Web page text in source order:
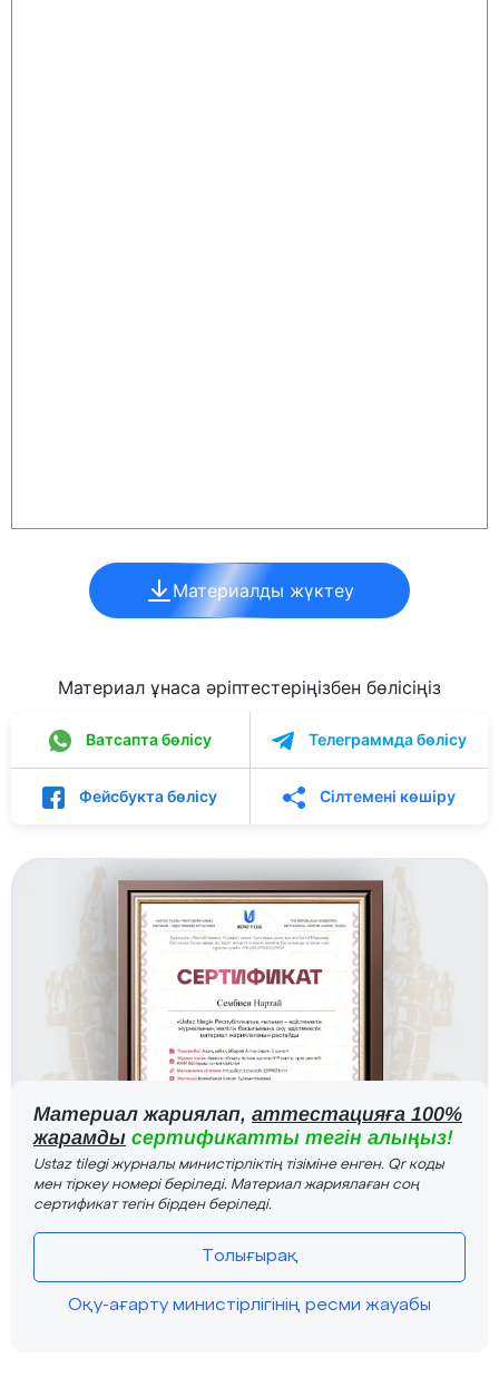
Материалды жүктеу
Материал ұнаса әріптестеріңізбен бөлісіңіз
Ватсапта бөлісу Телеграммда бөлісу
Фейсбукта бөлісу Сілтемені көшіру
Материал жариялап, аттестацияға 100%
жарамды сертификатты тегін алыңыз!
Ustaz tilegi журналы министірліктің тізіміне енген. Qr коды
мен тіркеу номері беріледі. Материал жариялаған соң
сертификат тегін бірден беріледі.
Толығырақ
Оқу-ағарту министірлігінің ресми жауабы